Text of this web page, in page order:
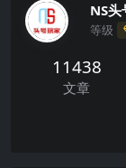
NS头
等级
11438
文章